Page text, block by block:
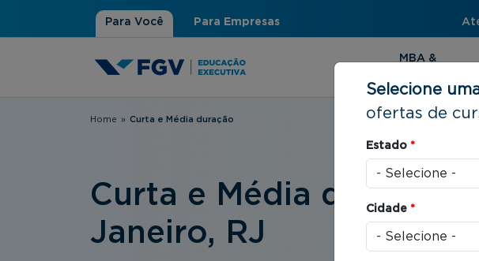
Para Você Para Empresas
MBA &
Você está aqui
Home » Curta e Média duração
Curta e Média duração
Janeiro, RJ
Selecione
ofertas de
Estado *
Cidade *